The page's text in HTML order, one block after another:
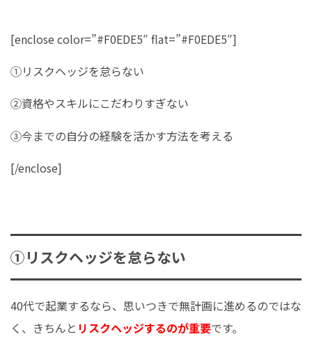
[enclose color=”#F0EDE5″ flat=”#F0EDE5″]
①リスクヘッジを怠らない
②資格やスキルにこだわりすぎない
③今までの自分の経験を活かす方法を考える
[/enclose]
①リスクヘッジを怠らない
40代で起業するなら、思いつきで無計画に進めるのではな
く、きちんと リスクヘッジするのが重要です。